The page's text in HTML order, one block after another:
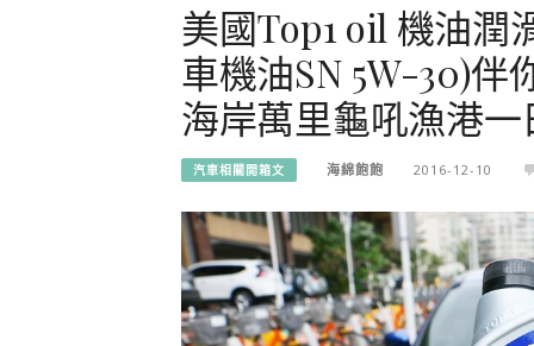
美國Top1 oil 機油潤
車機油SN 5W-30)
海岸萬里龜吼漁港一
汽車相關開箱文 海綿飽飽 2016-12-10